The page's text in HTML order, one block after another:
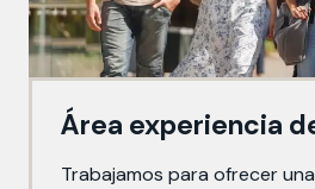
Área experiencia
Trabajamos para ofrecer